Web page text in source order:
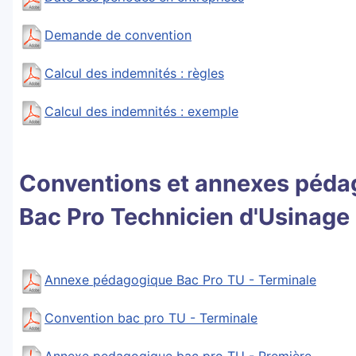
Demande de convention
Calcul des indemnités : règles
Calcul des indemnités : exemple
Conventions et annexes
Bac Pro Technicien d'Usinage
Annexe pédagogique Bac Pro TU - Terminale
Convention bac pro TU - Terminale